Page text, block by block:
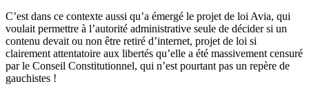
C’est dans ce contexte aussi qu’a émergé le projet de loi Avia, qui
voulait permettre à l’autorité administrative seule de décider si un
contenu devait ou non être retiré d’internet, projet de loi si
clairement attentatoire aux libertés qu’elle a été massivement censuré
par le Conseil Constitutionnel, qui n’est pourtant pas un repère de
gauchistes !